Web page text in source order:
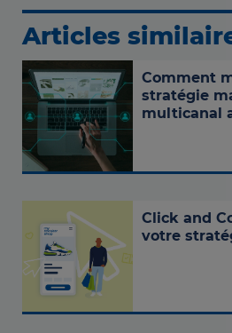
Articles
Comment
stratégie
multicanal
Click and
votre